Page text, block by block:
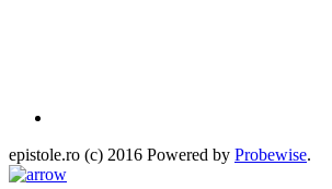
epistole.ro (c) 2016 Powered by Probewise.